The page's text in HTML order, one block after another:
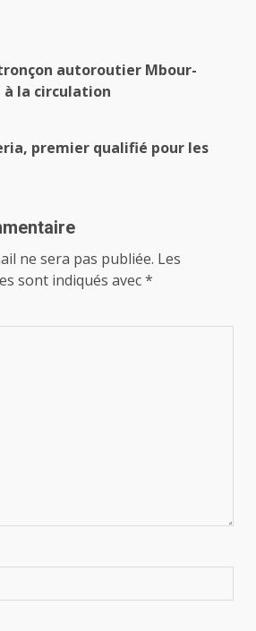
tronçon autoroutier Mbour-
la circulation
premier qualifié pour les
ne sera pas publiée. Les
sont indiqués avec*